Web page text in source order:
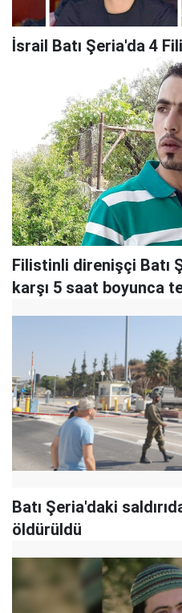
İsrail Batı Şeria'da 4
Filistinli direnişçi Batı
karşı 5 saat boyunca
Batı Şeria'daki
öldürüldü